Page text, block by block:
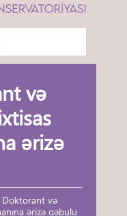
və
ərizə
Doktorant və
ərizə qəbulu